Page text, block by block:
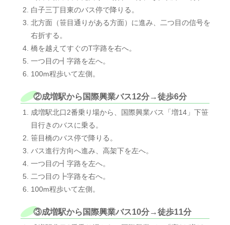
白子三丁目東のバス停で降りる。
北方面（笹目通りがある方面）に進み、二つ目の信号を
右折する。
橋を越えてすぐのT字路を右へ。
一つ目の┫字路を左へ。
100m程歩いて左側。
②成増駅から国際興業バス12分→徒歩6分
成増駅北口2番乗り場から、国際興業バス「増14」下笹
目行きのバスに乗る。
笹目橋のバス停で降りる。
バス進行方向へ進み、高架下を左へ。
一つ目の┫字路を左へ。
二つ目の┣字路を右へ。
100m程歩いて左側。
③成増駅から国際興業バス10分→徒歩11分